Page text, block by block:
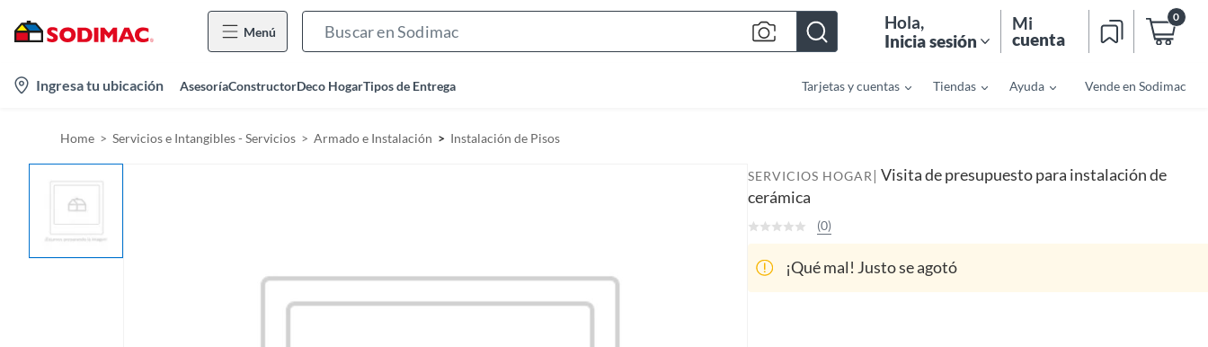
Menú Hola,
Inicia sesión
Mi
cuenta
0
Ingresa tu ubicación AsesoríaConstructorDeco HogarTipos de Entrega Tarjetas y cuentas Tiendas Ayuda Vende en Sodimac
Home Servicios e Intangibles - Servicios Armado e Instalación Instalación de Pisos
SERVICIOS HOGAR | Visita de presupuesto para instalación de
cerámica
(0)
¡Qué mal! Justo se agotó